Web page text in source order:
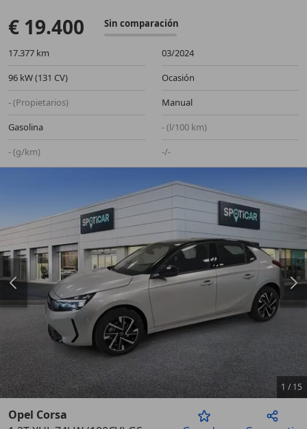
€ 19.400 Sin comparación
17.377 km
03/2024
96 kW (131 CV)
Ocasión
- (Propietarios)
Manual
Gasolina
- (l/100 km)
- (g/km)
-/-
1 /15
Opel Corsa